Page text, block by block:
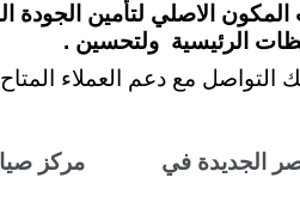
الاصلي لتأمين الجودة
الرئيسية ولتحسين .
التواصل مع دعم العملاء
مركز
الجديدة في